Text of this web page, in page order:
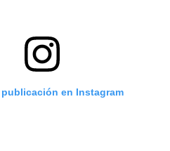
publicación en Instagram